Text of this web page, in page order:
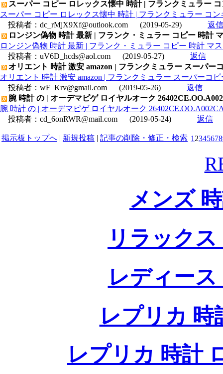
スーパー コピー ロレックス懐中 時計 | フランクミュラー
スーパー コピー ロレックス懐中 時計 | フランクミュラー コ
投稿者： dc_rMjX9Xf@outlook.com (2019-05-29)
返信
ロンジン偽物 時計 最新 | フランク・ミュラー コピー 時計
ロンジン偽物 時計 最新 | フランク・ミュラー コピー 時計 マ
投稿者： uV6D_hcds@aol.com (2019-05-27)
返信
オリエント 時計 激安 amazon | フランクミュラー スーパー
オリエント 時計 激安 amazon | フランクミュラー スーパーコ
投稿者： wF_Krv@gmail.com (2019-05-26)
返信
腕 時計 の | オーデマピゲ ロイヤルオーク
腕 時計 の | オーデマピゲ ロイヤルオーク
投稿者： cd_6onRWR@mail.com (2019-05-24) 返信
掲示板トップへ | 新規投稿 | 記事の削除・修正・検索 1 2345678
メンズ
リラック
レディー
レプリカ 時
レプリカ 時計